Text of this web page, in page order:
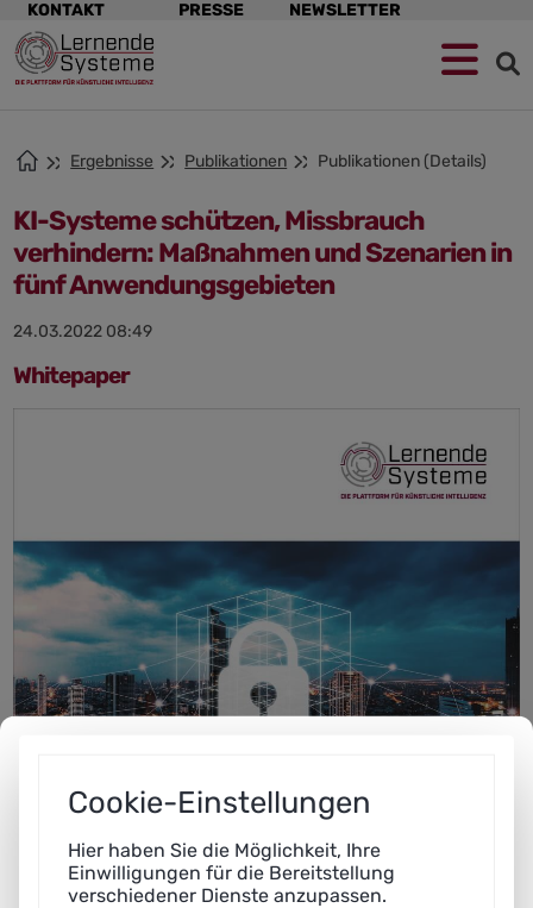
Zur
Navigation
springen
Zum
Hauptinhalt
springen
Zum
Footer
springen
Navigation
überspringen
KONTAKT PRESSE NEWSLETTER
Ergebnisse Publikationen Publikationen (Details)
KI-Systeme schützen, Missbrauch
verhindern: Maßnahmen und Szenarien in
fünf Anwendungsgebieten
24.03.2022 08:49
Whitepaper
Cookie-Einstellungen
Hier haben Sie die Möglichkeit, Ihre
Einwilligungen für die Bereitstellung
verschiedener Dienste anzupassen.